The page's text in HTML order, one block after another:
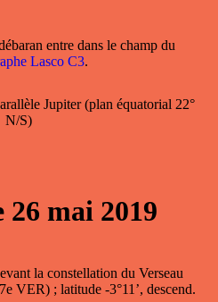
entre dans le champ du
Lasco C3.
Jupiter (plan équatorial 22°
N/S)
26 mai 2019
la constellation du Verseau
VER) ; latitude -3°11’, descend.